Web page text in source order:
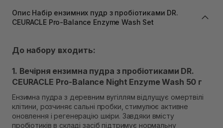
В наявності
Самовивіз м. Львів, вул. Степана Бандери 45
В наявності
Екватор)
В наявності
Опис Набір ензимних пудр з пробіотиками DR.
CEURACLE Pro-Balance Enzyme Wash Set
До набору входить:
1. Вечірня ензимна пудра з пробіотиками DR.
CEURACLE Pro-Balance Night Enzyme Wash 50 г
Ензимна пудра з деревним вугіллям відлущує омертвілі
клітини, розчиняє сальні пробки, стимулює активне
оновлення і регенерацію шкіри. Завдяки вмісту
пробіотиків в складі засіб підтримує нормальну